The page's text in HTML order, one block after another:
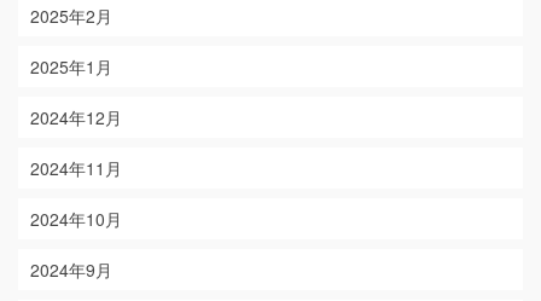
2025年2月
2025年1月
2024年12月
2024年11月
2024年10月
2024年9月